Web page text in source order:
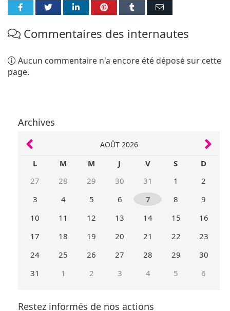
Partager
Facebook
Partager
Twitter
Partager
LinkedIn
Partager
Pinterest
Partager
Tumblr
Partager
E-
Commentaires des internautes
Aucun commentaire n'a encore été déposé sur cette
page.
Archives
AOÛT 2026
L M M J V S
D
27
28 29 30 31 1
2
3
4 5 6 7 8
9
10
11 12 13 14 15
16
17
18 19 20 21 22
23
24
25 26 27 28 29
30
31
1 2 3 4 5 6
précédent
suivant
Restez informés de nos actions